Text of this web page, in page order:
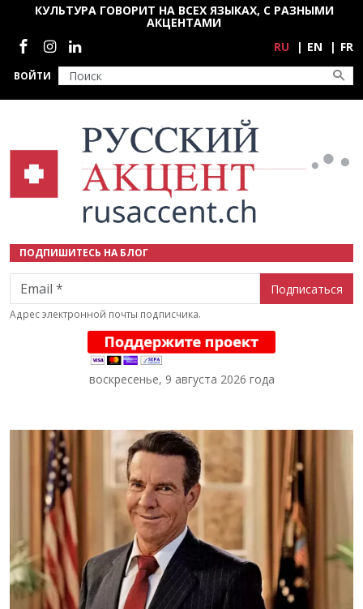
Перейти к основному содержанию
ВОЙТИ
КУЛЬТУРА ГОВОРИТ НА ВСЕХ ЯЗЫКАХ, С РАЗНЫМИ
АКЦЕНТАМИ
Социальные сети
RU EN FR
ПОДПИШИТЕСЬ НА БЛОГ
Email
Адрес электронной почты подписчика.
воскресенье, 9 августа 2026 года